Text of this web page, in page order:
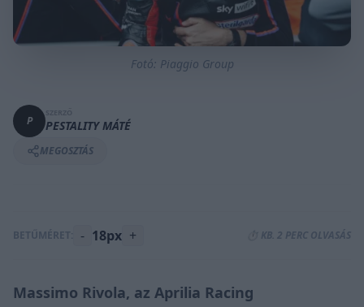
Fotó: Piaggio Group
P PESTALITY MÁTÉ
MEGOSZTÁS
BETŰMÉRET: - 18px + ⏱️ KB. 2 PERC OLVASÁS
Massimo Rivola, az Aprilia Racing